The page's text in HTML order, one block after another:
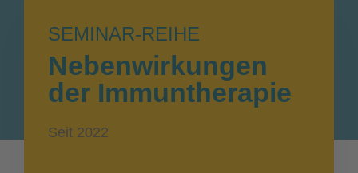
SEMINAR-REIHE
Nebenwirkungen
der Immuntherapie
Seit 2022